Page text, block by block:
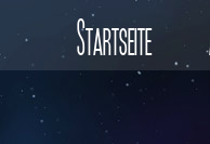
Startseite